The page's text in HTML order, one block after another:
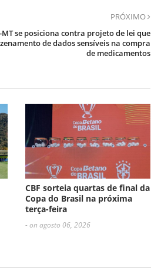
PRÓXIMO
MT se posiciona contra projeto de lei que
de dados sensíveis na compra
de medicamentos
CBF sorteia quartas de final da
Copa do Brasil na próxima
terça-feira
- on agosto 06, 2026